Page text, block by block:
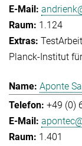
1.124
Test
Planck-Institut
Aponte
+49 (0)
1.401